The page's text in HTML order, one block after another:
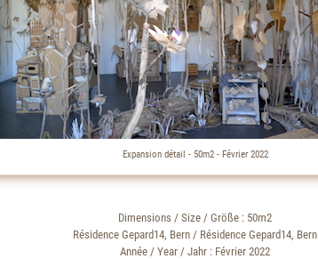
Expansion détail - 50m2 - Février 2022
Dimensions / Size / Größe : 50m2
Résidence Gepard14, Bern / Résidence Gepard14, Bern
Année / Year / Jahr : Février 2022